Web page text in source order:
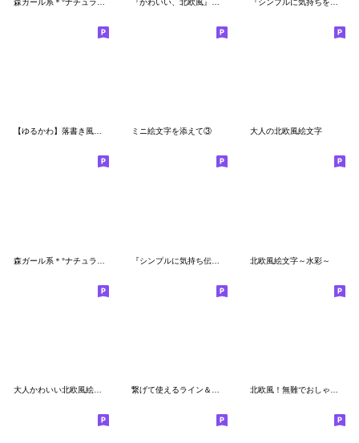
【ゆるかわ】落書き風♡シンプル絵文字 ミニ絵文字を添えて③ 大人の北欧風絵文字
北欧風絵文字～水彩～